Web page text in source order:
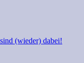
(wieder) dabei!